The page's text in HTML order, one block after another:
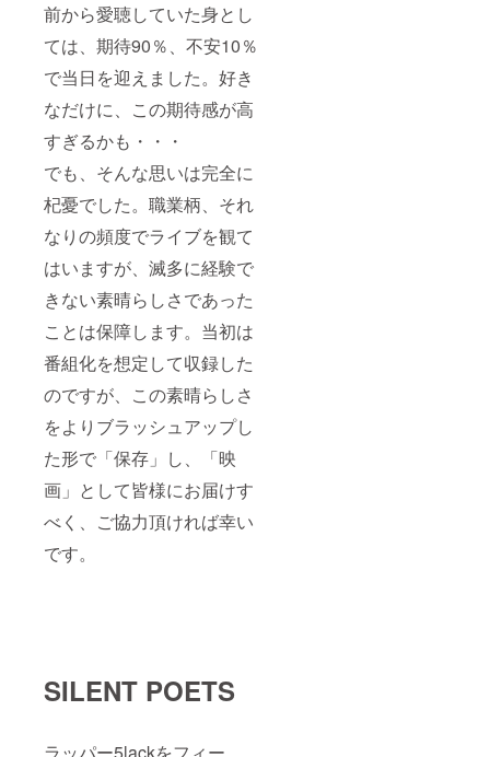
前から愛聴していた身とし
ては、期待90％、不安10％
で当日を迎えました。好き
なだけに、この期待感が高
すぎるかも・・・
でも、そんな思いは完全に
杞憂でした。職業柄、それ
なりの頻度でライブを観て
はいますが、滅多に経験で
きない素晴らしさであった
ことは保障します。当初は
番組化を想定して収録した
のですが、この素晴らしさ
をよりブラッシュアップし
た形で「保存」し、「映
画」として皆様にお届けす
べく、ご協力頂ければ幸い
です。
SILENT POETS